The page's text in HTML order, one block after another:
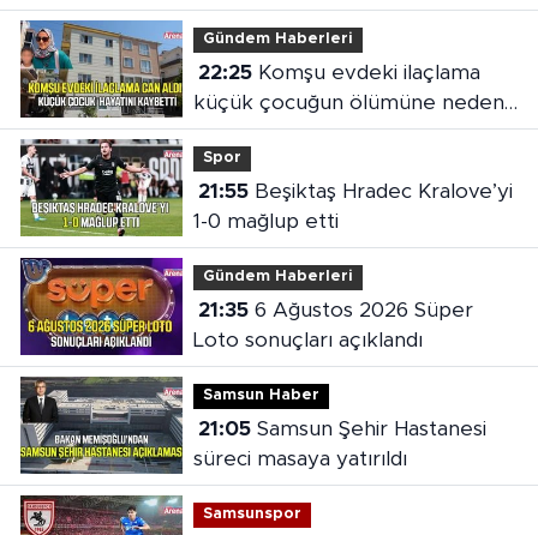
Gündem Haberleri
22:25Komşu evdeki ilaçlama
küçük çocuğun ölümüne neden
oldu
Spor
21:55Beşiktaş Hradec Kralove’yi
1-0 mağlup etti
Gündem Haberleri
21:356 Ağustos 2026 Süper
Loto sonuçları açıklandı
Samsun Haber
21:05Samsun Şehir Hastanesi
süreci masaya yatırıldı
Samsunspor